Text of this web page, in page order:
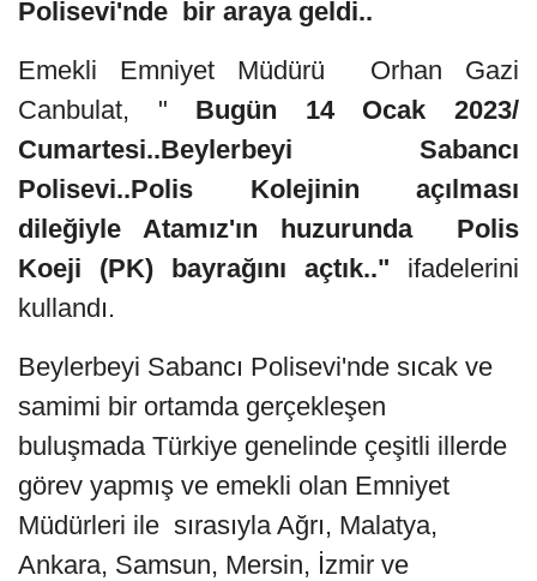
Polisevi'nde bir araya geldi..
Emekli Emniyet Müdürü Orhan Gazi
Canbulat, " Bugün 14 Ocak 2023/
Cumartesi..Beylerbeyi Sabancı
Polisevi..Polis Kolejinin açılması
dileğiyle Atamız'ın huzurunda Polis
Koeji (PK) bayrağını açtık.." ifadelerini
kullandı.
Beylerbeyi Sabancı Polisevi'nde sıcak ve
samimi bir ortamda gerçekleşen
buluşmada Türkiye genelinde çeşitli illerde
görev yapmış ve emekli olan Emniyet
Müdürleri ile sırasıyla Ağrı, Malatya,
Ankara, Samsun, Mersin, İzmir ve